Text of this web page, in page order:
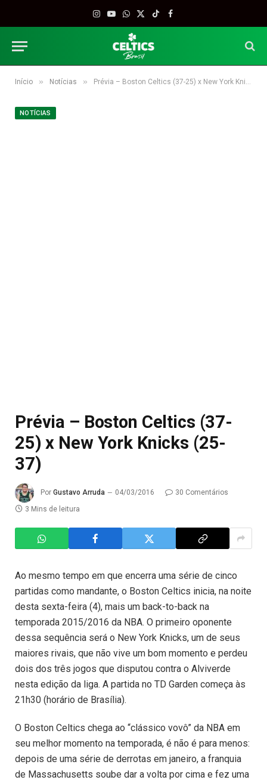
Instagram
YouTube
WhatsApp
X
TikTokFacebook
Início » Notícias » Prévia – Boston Celtics (37-25) x New York Knicks (25-37)
NOTÍCIAS
Prévia – Boston Celtics (37-
25) x New York Knicks (25-
37)
Por Gustavo Arruda 04/03/2016
30 Comentários
3 Mins de leitura
Ao mesmo tempo em que encerra uma série de cinco
partidas como mandante, o Boston Celtics inicia, na noite
desta sexta-feira (4), mais um back-to-back na
temporada 2015/2016 da NBA. O primeiro oponente
dessa sequência será o New York Knicks, um de seus
maiores rivais, que não vive um bom momento e perdeu
dois dos três jogos que disputou contra o Alviverde
nesta edição da liga. A partida no TD Garden começa às
21h30 (horário de Brasília).
O Boston Celtics chega ao “clássico vovô” da NBA em
seu melhor momento na temporada, é não é para menos:
depois de uma série de derrotas em janeiro, a franquia
de Massachusetts soube dar a volta por cima e fez uma